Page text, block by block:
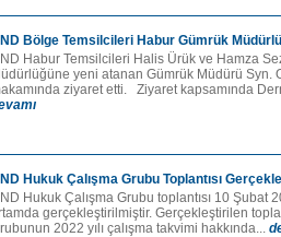
Bölge Temsilcileri Habur Gümrük
Habur Temsilcileri Halis Ürük ve Hamza
yeni atanan Gümrük Müdürü Syn.
ziyaret etti. Ziyaret kapsamında
Hukuk Çalışma Grubu Toplantısı
Hukuk Çalışma Grubu toplantısı 10 Şubat
gerçekleştirilmiştir. Gerçekleştirilen
2022 yılı çalışma takvimi hakkında...